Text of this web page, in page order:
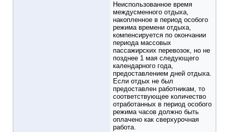
Неиспользованное время
междусменного отдыха,
накопленное в период особого
режима времени отдыха,
компенсируется по окончании
периода массовых
пассажирских перевозок, но не
позднее 1 мая следующего
календарного года,
предоставлением дней отдыха.
Если отдых не был
предоставлен работникам, то
соответствующее количество
отработанных в период особого
режима часов должно быть
оплачено как сверхурочная
работа.